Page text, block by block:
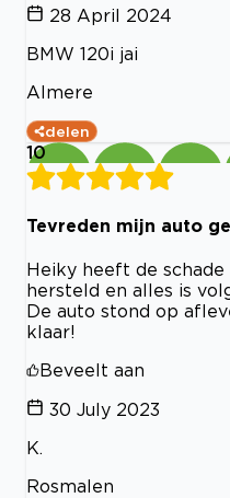
28 April 2024
BMW 120i jai
Almere
delen
10
Tevreden mijn auto
Heiky heeft de
hersteld en alles is
De auto stond op
klaar!
Beveelt aan
30 July 2023
K.
Rosmalen